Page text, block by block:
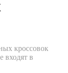
кроссовок
входят в